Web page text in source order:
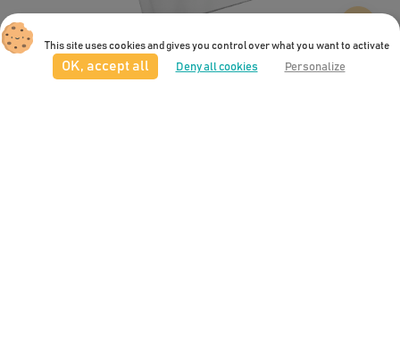
Le Kaba
This site uses cookies and gives you control over what you want to activate
OK, accept all Deny all cookies Personalize